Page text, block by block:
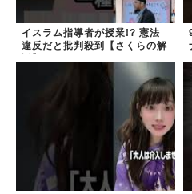
イスラム指導者が授業!? 憲法
違反だと批判殺到【さくらの解